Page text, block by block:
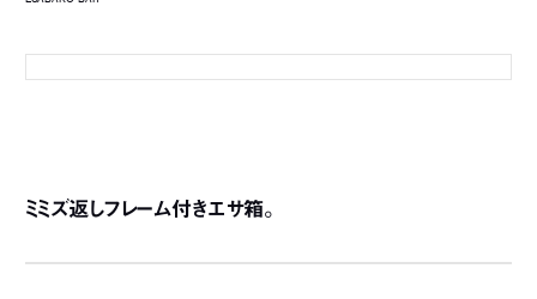
ミミズ返しフレーム付きエサ箱。